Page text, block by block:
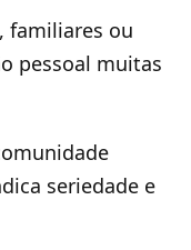
familiares ou
pessoal muitas
seriedade e